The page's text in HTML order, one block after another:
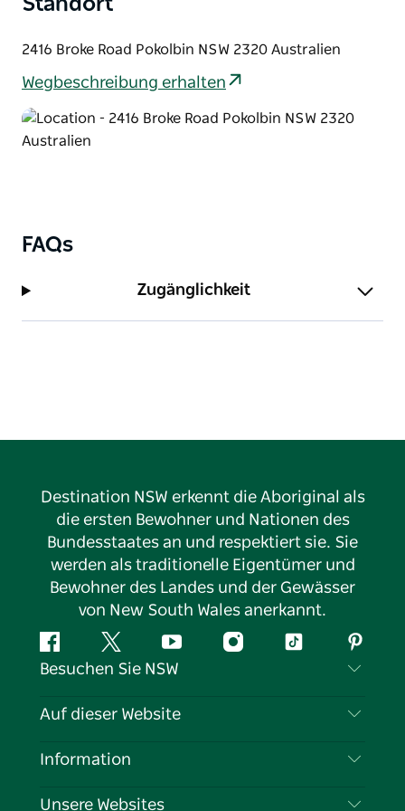
2416 Broke Road Pokolbin NSW 2320 Australien
Wegbeschreibung erhalten
FAQs
Zugänglichkeit
Destination NSW erkennt die Aboriginal als
die ersten Bewohner und Nationen des
Bundesstaates an und respektiert sie. Sie
werden als traditionelle Eigentümer und
Bewohner des Landes und der Gewässer
von New South Wales anerkannt.
FacebookTwitter YouTubeInstagramTikTok
Besuchen Sie NSW
Kontaktieren Sie uns
Cookie-Hinweis
Auf dieser Website
Reiseziele
Information
Reiseinformationen
Unsere Websites